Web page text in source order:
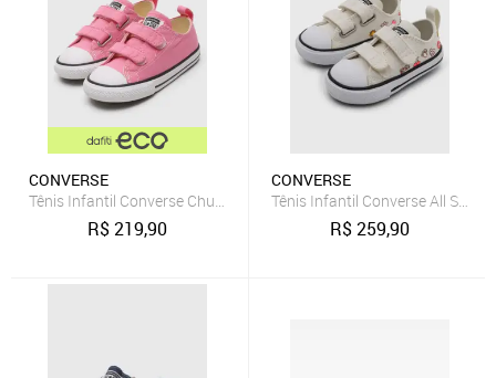
CONVERSE
Tênis Infantil Converse Chuck Taylor All Star 2V Rosa
R$219,90
CONVERSE
Tênis Infantil Converse All Star
R$259,90